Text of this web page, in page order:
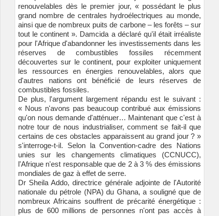
renouvelables dès le premier jour, « possédant le plus
grand nombre de centrales hydroélectriques au monde,
ainsi que de nombreux puits de carbone – les forêts – sur
tout le continent ». Damcida a déclaré qu'il était irréaliste
pour l'Afrique d'abandonner les investissements dans les
réserves de combustibles fossiles récemment
découvertes sur le continent, pour exploiter uniquement
les ressources en énergies renouvelables, alors que
d'autres nations ont bénéficié de leurs réserves de
combustibles fossiles.
De plus, l'argument largement répandu est le suivant :
« Nous n'avons pas beaucoup contribué aux émissions
qu'on nous demande d'atténuer… Maintenant que c'est à
notre tour de nous industrialiser, comment se fait-il que
certains de ces obstacles apparaissent au grand jour ? »
s'interroge-t-il. Selon la Convention-cadre des Nations
unies sur les changements climatiques (CCNUCC),
l'Afrique n'est responsable que de 2 à 3 % des émissions
mondiales de gaz à effet de serre.
Dr Sheila Addo, directrice générale adjointe de l'Autorité
nationale du pétrole (NPA) du Ghana, a souligné que de
nombreux Africains souffrent de précarité énergétique :
plus de 600 millions de personnes n'ont pas accès à